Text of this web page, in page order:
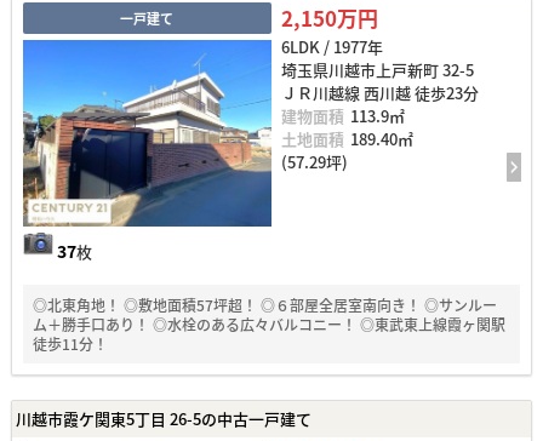
一戸建て
37枚
2,150万円
6LDK / 1977年
埼玉県川越市上戸新町 32-5
ＪＲ川越線 西川越 徒歩23分
建物面積 113.9㎡
土地面積 189.40㎡
(57.29坪)
◎北東角地！ ◎敷地面積57坪超！ ◎６部屋全居室南向き！ ◎サンルー
ム＋勝手口あり！ ◎水栓のある広々バルコニー！ ◎東武東上線霞ヶ関駅
徒歩11分！
川越市霞ケ関東5丁目 26-5の中古一戸建て